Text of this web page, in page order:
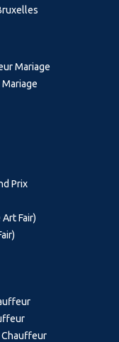
Mariage
Prix
Fair)